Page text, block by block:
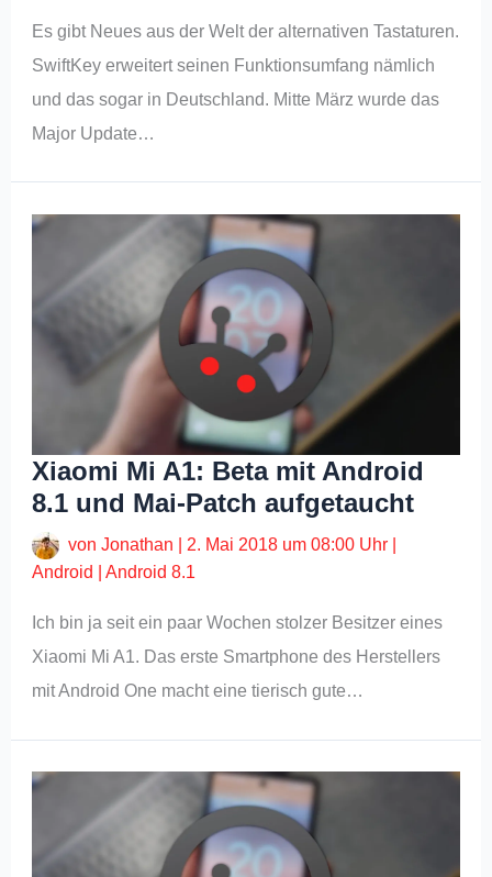
Es gibt Neues aus der Welt der alternativen Tastaturen.
SwiftKey erweitert seinen Funktionsumfang nämlich
und das sogar in Deutschland. Mitte März wurde das
Major Update…
Xiaomi Mi A1: Beta mit Android
8.1 und Mai-Patch aufgetaucht
vonJonathan 2. Mai 2018 um 08:00 Uhr
Android
|Android 8.1
Ich bin ja seit ein paar Wochen stolzer Besitzer eines
Xiaomi Mi A1. Das erste Smartphone des Herstellers
mit Android One macht eine tierisch gute…